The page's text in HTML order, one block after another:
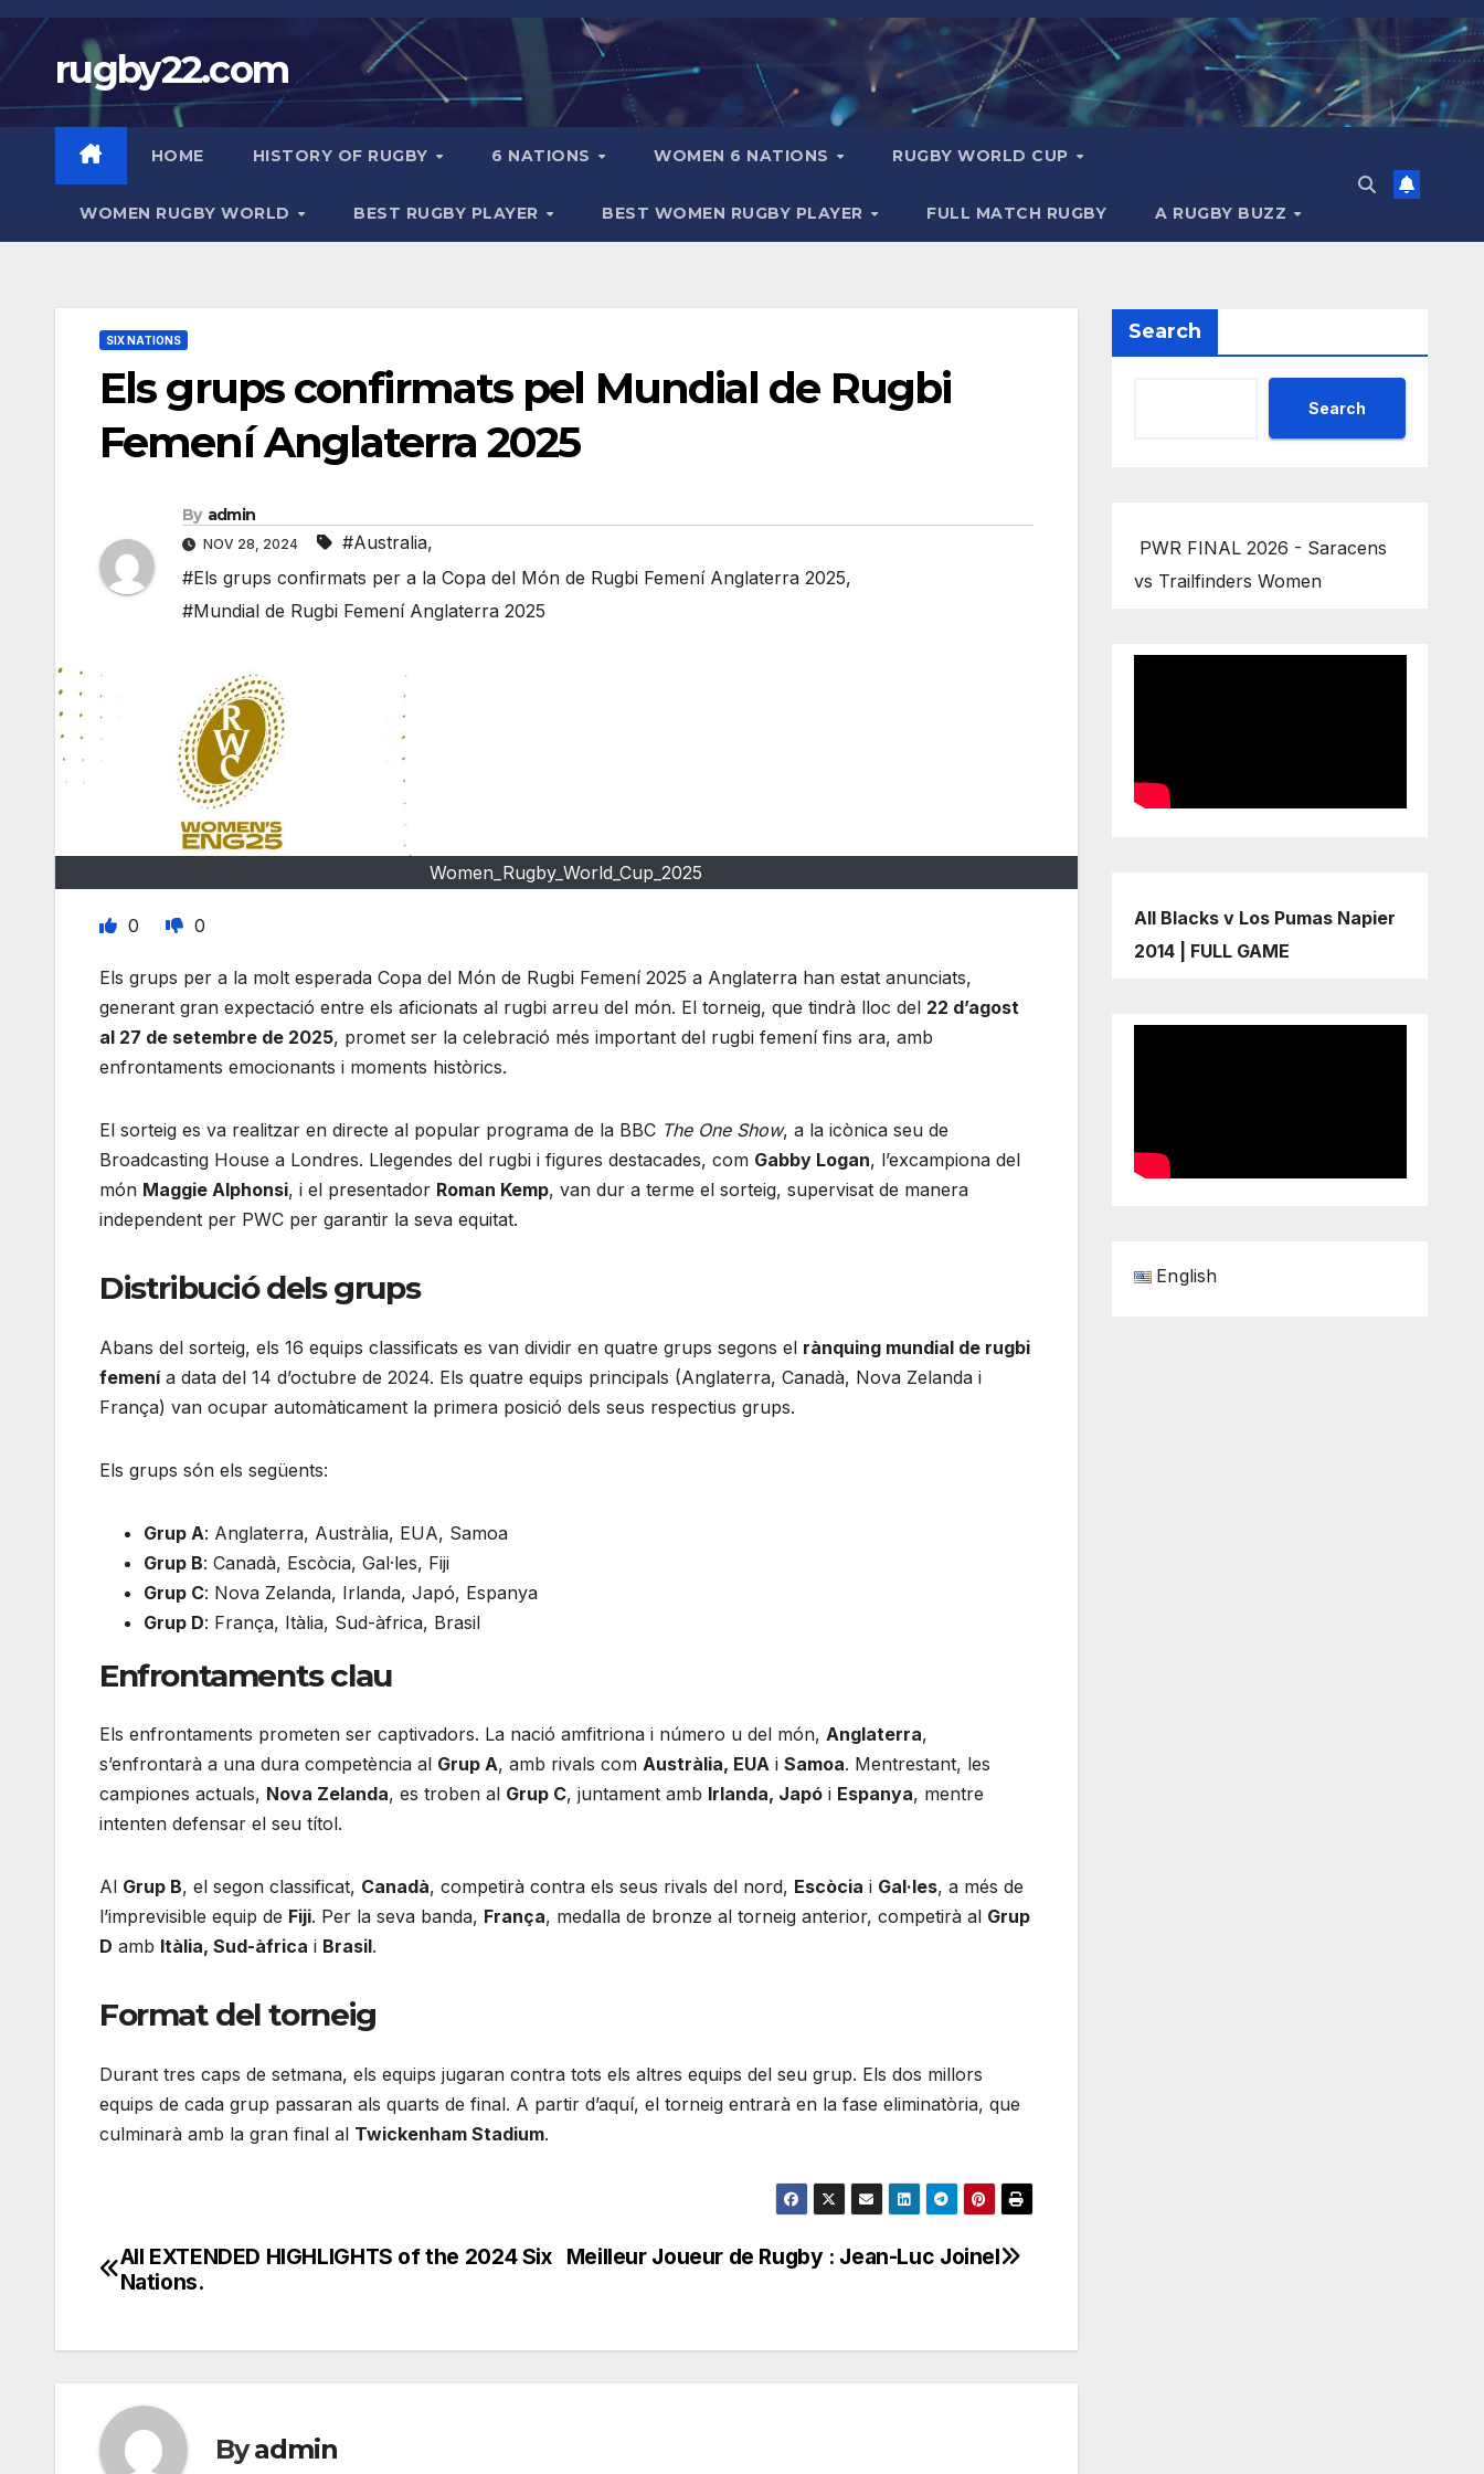
Skip
contentrugby22.com
HOME HISTORY OF RUGBY 6 NATIONS WOMEN 6 NATIONS RUGBY WORLD CUP
WOMEN RUGBY WORLD BEST RUGBY PLAYER BEST WOMEN RUGBY PLAYER FULL MATCH RUGBY A RUGBY BUZZ
SIX NATIONS
Els grups confirmats pel Mundial de Rugbi
Femení Anglaterra 2025
By admin
NOV 28, 2024 #Australia,
#Els grups confirmats per a la Copa del Món de Rugbi Femení Anglaterra 2025,
#Mundial de Rugbi Femení Anglaterra 2025
Women_Rugby_World_Cup_2025
0 0
Els grups per a la molt esperada Copa del Món de Rugbi Femení 2025 a Anglaterra han estat anunciats,
generant gran expectació entre els aficionats al rugbi arreu del món. El torneig, que tindrà lloc del 22 d’agost
al 27 de setembre de 2025, promet ser la celebració més important del rugbi femení fins ara, amb
enfrontaments emocionants i moments històrics.
El sorteig es va realitzar en directe al popular programa de la BBC The One Show, a la icònica seu de
Broadcasting House a Londres. Llegendes del rugbi i figures destacades, com Gabby Logan, l’excampiona del
món Maggie Alphonsi, i el presentador Roman Kemp, van dur a terme el sorteig, supervisat de manera
independent per PWC per garantir la seva equitat.
Distribució dels grups
Abans del sorteig, els 16 equips classificats es van dividir en quatre grups segons el rànquing mundial de rugbi
femenía data del 14 d’octubre de 2024. Els quatre equips principals (Anglaterra, Canadà, Nova Zelanda i
França) van ocupar automàticament la primera posició dels seus respectius grups.
Els grups són els següents:
Grup A: Anglaterra, Austràlia, EUA, Samoa
Grup B: Canadà, Escòcia, Gal·les, Fiji
Grup C: Nova Zelanda, Irlanda, Japó, Espanya
Grup D: França, Itàlia, Sud-àfrica, Brasil
Enfrontaments clau
Els enfrontaments prometen ser captivadors. La nació amfitriona i número u del món, Anglaterra,
s’enfrontarà a una dura competència al Grup A, amb rivals com Austràlia, EUA i Samoa. Mentrestant, les
campiones actuals, Nova Zelanda, es troben al Grup C, juntament amb Irlanda, Japó i Espanya, mentre
intenten defensar el seu títol.
Al Grup B, el segon classificat, Canadà, competirà contra els seus rivals del nord, Escòcia i Gal·les, a més de
l’imprevisible equip de Fiji. Per la seva banda, França, medalla de bronze al torneig anterior, competirà al Grup
D amb Itàlia, Sud-àfrica i Brasil.
Format del torneig
Durant tres caps de setmana, els equips jugaran contra tots els altres equips del seu grup. Els dos millors
equips de cada grup passaran als quarts de final. A partir d’aquí, el torneig entrarà en la fase eliminatòria, que
culminarà amb la gran final al Twickenham Stadium.
Post
Meilleur Joueur de Rugby : Jean-Luc Joinel
All EXTENDED HIGHLIGHTS of the 2024 Six
Nations.
Byadmin
Search
Search
PWR FINAL 2026 - Saracens
vs Trailfinders Women
All Blacks v Los Pumas Napier
2014 | FULL GAME
English